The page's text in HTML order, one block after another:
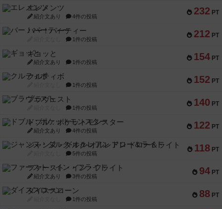
232 PT
エレメンツ
紹介文あり 4件の投稿
212 PT
バー！パーティー
1件の投稿
154 PT
ギョッと
紹介文あり 1件の投稿
152 PT
クルティボ
1件の投稿
140 PT
ブラヴェスト
1件の投稿
122 PT
ドブル：ポケットモンスター
紹介文あり 4件の投稿
118 PT
ジャンヌ・ダルク-オルレアン ドロー＆ライト
5件の投稿
94 PT
ファースト・イン・フライト
紹介文あり 3件の投稿
88 PT
ダイススローン
1件の投稿